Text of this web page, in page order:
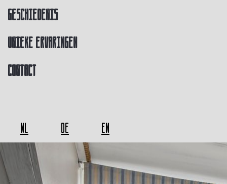
Geschiedenis
Unieke ervaringen
Contact
NL DE EN